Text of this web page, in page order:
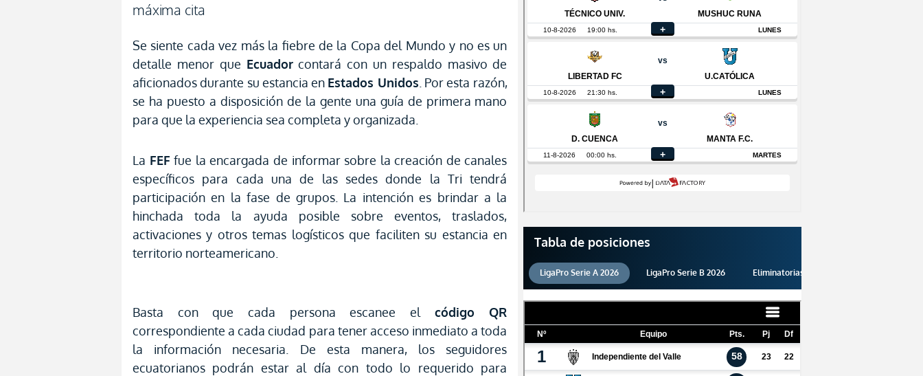
máxima cita
Se siente cada vez más la fiebre de la Copa del Mundo y no es un
detalle menor que Ecuadorcontará con un respaldo masivo de
aficionados durante su estancia en Estados Unidos . Por esta razón,
se ha puesto a disposición de la gente una guía de primera mano
para que la experiencia sea completa y organizada.
La FEF fue la encargada de informar sobre la creación de canales
específicos para cada una de las sedes donde la Tri tendrá
participación en la fase de grupos. La intención es brindar a la
hinchada toda la ayuda posible sobre eventos, traslados,
activaciones y otros temas logísticos que faciliten su estancia en
territorio norteamericano.
Basta con que cada persona escanee el código QR
correspondiente a cada ciudad para tener acceso inmediato a toda
la información necesaria. De esta manera, los seguidores
ecuatorianos podrán estar al día con todo lo requerido para
Tabla de posiciones
LigaPro Serie A 2026 LigaPro Serie B 2026 Eliminatorias 2026